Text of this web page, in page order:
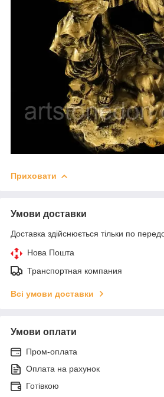
Приховати
Умови доставки
Доставка здійснюється тільки по
Нова Пошта
Транспортная компания
Всі умови доставки
Умови оплати
Пром-оплата
Оплата на рахунок
Готівкою